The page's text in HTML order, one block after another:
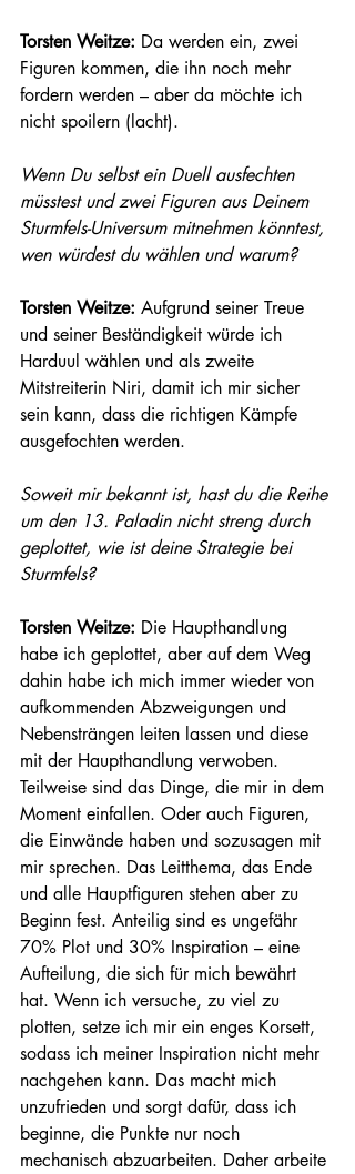
Torsten Weitze: Da werden ein, zwei
Figuren kommen, die ihn noch mehr
fordern werden – aber da möchte ich
nicht spoilern (lacht).
Wenn Du selbst ein Duell ausfechten
müsstest und zwei Figuren aus Deinem
Sturmfels-Universum mitnehmen könntest,
wen würdest du wählen und warum?
Torsten Weitze: Aufgrund seiner Treue
und seiner Beständigkeit würde ich
Harduul wählen und als zweite
Mitstreiterin Niri, damit ich mir sicher
sein kann, dass die richtigen Kämpfe
ausgefochten werden.
Soweit mir bekannt ist, hast du die Reihe
um den 13. Paladin nicht streng durch
geplottet, wie ist deine Strategie bei
Sturmfels?
Torsten Weitze: Die Haupthandlung
habe ich geplottet, aber auf dem Weg
dahin habe ich mich immer wieder von
aufkommenden Abzweigungen und
Nebensträngen leiten lassen und diese
mit der Haupthandlung verwoben.
Teilweise sind das Dinge, die mir in dem
Moment einfallen. Oder auch Figuren,
die Einwände haben und sozusagen mit
mir sprechen. Das Leitthema, das Ende
und alle Hauptfiguren stehen aber zu
Beginn fest. Anteilig sind es ungefähr
70% Plot und 30% Inspiration – eine
Aufteilung, die sich für mich bewährt
hat. Wenn ich versuche, zu viel zu
plotten, setze ich mir ein enges Korsett,
sodass ich meiner Inspiration nicht mehr
nachgehen kann. Das macht mich
unzufrieden und sorgt dafür, dass ich
beginne, die Punkte nur noch
mechanisch abzuarbeiten. Daher arbeite